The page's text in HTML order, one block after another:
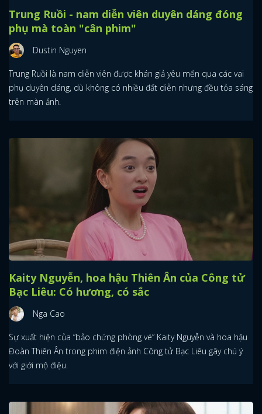
Trung Ruồi - nam diễn viên duyên dáng đóng
phụ mà toàn "cân phim"
Dustin Nguyen
Trung Ruồi là nam diễn viên được khán giả yêu mến qua các vai
phụ duyên dáng, dù không có nhiều đất diễn nhưng đều tỏa sáng
trên màn ảnh.
Kaity Nguyễn, hoa hậu Thiên Ân của Công tử
Bạc Liêu: Có hương, có sắc
Nga Cao
Sự xuất hiện của “bảo chứng phòng vé” Kaity Nguyễn và hoa hậu
Đoàn Thiên Ân trong phim điện ảnh Công tử Bạc Liêu gây chú ý
với giới mộ điệu.